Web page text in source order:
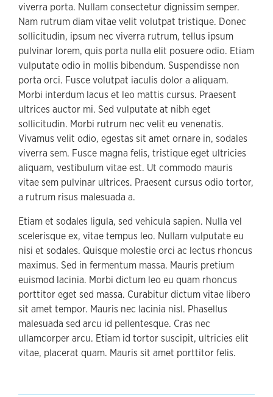
viverra porta. Nullam consectetur dignissim semper.
Nam rutrum diam vitae velit volutpat tristique. Donec
sollicitudin, ipsum nec viverra rutrum, tellus ipsum
pulvinar lorem, quis porta nulla elit posuere odio. Etiam
vulputate odio in mollis bibendum. Suspendisse non
porta orci. Fusce volutpat iaculis dolor a aliquam.
Morbi interdum lacus et leo mattis cursus. Praesent
ultrices auctor mi. Sed vulputate at nibh eget
sollicitudin. Morbi rutrum nec velit eu venenatis.
Vivamus velit odio, egestas sit amet ornare in, sodales
viverra sem. Fusce magna felis, tristique eget ultricies
aliquam, vestibulum vitae est. Ut commodo mauris
vitae sem pulvinar ultrices. Praesent cursus odio tortor,
a rutrum risus malesuada a.
Etiam et sodales ligula, sed vehicula sapien. Nulla vel
scelerisque ex, vitae tempus leo. Nullam vulputate eu
nisi et sodales. Quisque molestie orci ac lectus rhoncus
maximus. Sed in fermentum massa. Mauris pretium
euismod lacinia. Morbi dictum leo eu quam rhoncus
porttitor eget sed massa. Curabitur dictum vitae libero
sit amet tempor. Mauris nec lacinia nisl. Phasellus
malesuada sed arcu id pellentesque. Cras nec
ullamcorper arcu. Etiam id tortor suscipit, ultricies elit
vitae, placerat quam. Mauris sit amet porttitor felis.